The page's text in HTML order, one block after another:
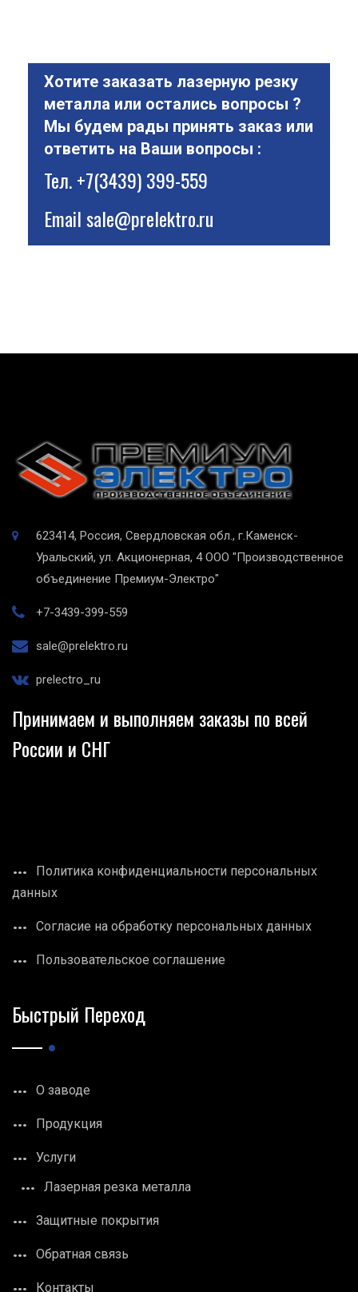
Хотите заказать лазерную резку
металла или остались вопросы ?
Мы будем рады принять заказ или
ответить на Ваши вопросы :
Тел.+7(3439) 399-559
Emailsale@prelektro.ru
623414, Россия, Свердловская обл., г.Каменск-
Уральский, ул. Акционерная, 4 ООО "Производственное
объединение Премиум-Электро"
+7-3439-399-559
sale@prelektro.ru
prelectro_ru
Принимаем и выполняем заказы по всей
России и СНГ
Политика конфиденциальности персональных
данных
Согласие на обработку персональных данных
Пользовательское соглашение
Быстрый Переход
О заводе
Продукция
Услуги
Лазерная резка металла
Защитные покрытия
Обратная связь
Контакты